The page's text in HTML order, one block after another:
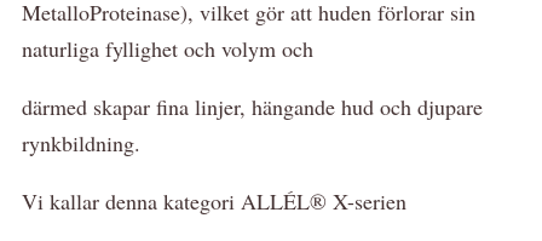
MetalloProteinase), vilket gör att huden förlorar sin
naturliga fyllighet och volym och
därmed skapar fina linjer, hängande hud och djupare
rynkbildning.
Vi kallar denna kategori ALLÉL® X-serien